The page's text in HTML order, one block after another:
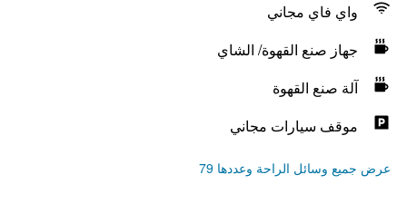
واي فاي مجاني
جهاز صنع القهوة/ الشاي
آلة صنع القهوة
موقف سيارات مجاني
عرض جميع وسائل الراحة وعددها 79